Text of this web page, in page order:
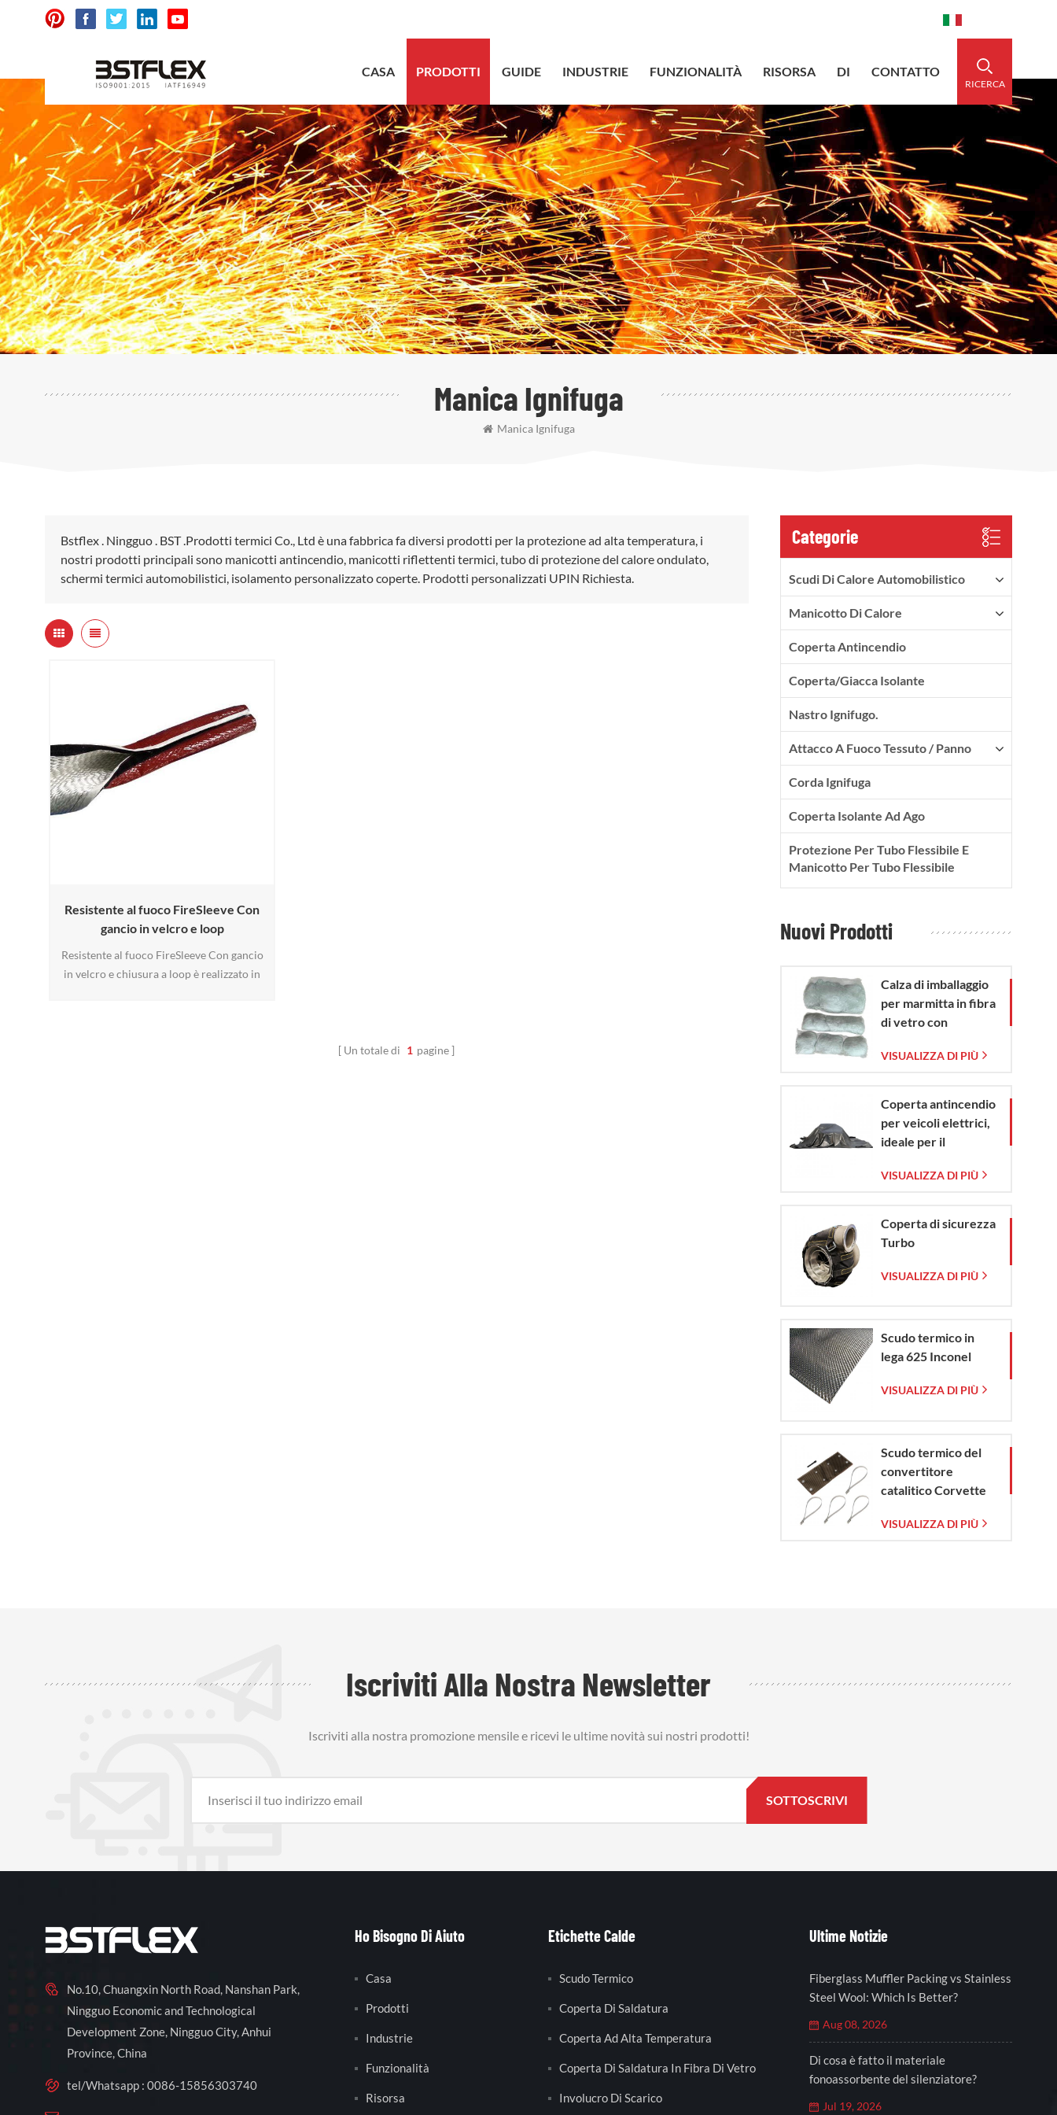
RICERCA
CASA PRODOTTI GUIDE INDUSTRIE FUNZIONALITÀ RISORSA DI CONTATTO
Manica Ignifuga
Manica Ignifuga
Bstflex . Ningguo . BST .Prodotti termici Co., Ltd è una fabbrica fa diversi prodotti per la protezione ad alta temperatura, i
nostri prodotti principali sono manicotti antincendio, manicotti riflettenti termici, tubo di protezione del calore ondulato,
schermi termici automobilistici, isolamento personalizzato coperte. Prodotti personalizzati UPIN Richiesta.
Resistente al fuoco FireSleeve Con
gancio in velcro e loop
Resistente al fuoco FireSleeve Con gancio
in velcro e chiusura a loop è realizzato in
Un totale di 1 pagine
Categorie
Scudi Di Calore Automobilistico
Manicotto Di Calore
Coperta Antincendio
Coperta/Giacca Isolante
Nastro Ignifugo.
Attacco A Fuoco Tessuto / Panno
Corda Ignifuga
Coperta Isolante Ad Ago
Protezione Per Tubo Flessibile E
Manicotto Per Tubo Flessibile
Nuovi Prodotti
Calza di imballaggio
per marmitta in fibra
di vetro con
vetro intrecciata
VISUALIZZA DI PIÙ
Coperta antincendio
per veicoli elettrici,
ideale per il
emergenze in caso di
elettrici e
automobili.
VISUALIZZA DI PIÙ
Coperta di sicurezza
Turbo
VISUALIZZA DI PIÙ
Scudo termico in
lega 625 Inconel
VISUALIZZA DI PIÙ
Scudo termico del
convertitore
catalitico Corvette
VISUALIZZA DI PIÙ
Iscriviti Alla Nostra Newsletter
Iscriviti alla nostra promozione mensile e ricevi le ultime novità sui nostri prodotti!
No.10, Chuangxin North Road, Nanshan Park,
Ningguo Economic and Technological
Development Zone, Ningguo City, Anhui
Province, China
tel/Whatsapp : 0086-15856303740
Ho Bisogno Di Aiuto
Casa
Prodotti
Industrie
Funzionalità
Risorsa
Etichette Calde
Scudo Termico
Coperta Di Saldatura
Coperta Ad Alta Temperatura
Coperta Di Saldatura In Fibra Di Vetro
Involucro Di Scarico
Ultime Notizie
Fiberglass Muffler Packing vs Stainless
Steel Wool: Which Is Better?
Aug 08, 2026
Di cosa è fatto il materiale
fonoassorbente del silenziatore?
Jul 19, 2026